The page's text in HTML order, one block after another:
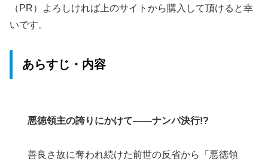
（PR）よろしければ上のサイトから購入して頂けると幸
いです。
あらすじ・内容
悪徳領主の誇りにかけて――ナンパ決行!?
善良さ故に奪われ続けた前世の反省から「悪徳領